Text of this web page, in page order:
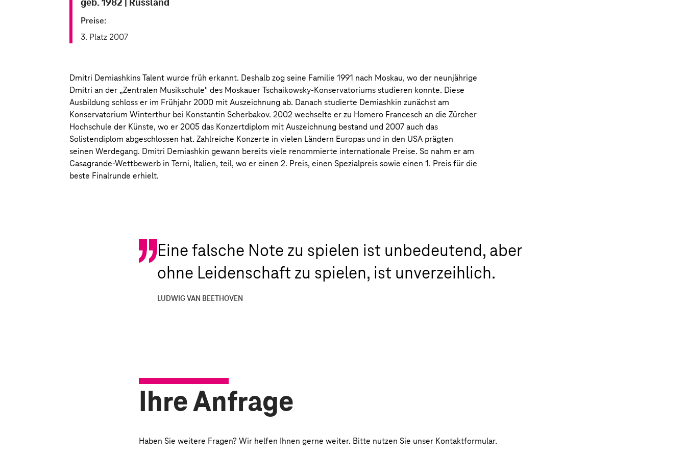
Preise:
3. Platz 2007
Dmitri Demiashkins Talent wurde früh erkannt. Deshalb zog seine Familie 1991 nach Moskau, wo der neunjährige
Dmitri an der „Zentralen Musikschule" des Moskauer Tschaikowsky-Konservatoriums studieren konnte. Diese
Ausbildung schloss er im Frühjahr 2000 mit Auszeichnung ab. Danach studierte Demiashkin zunächst am
Konservatorium Winterthur bei Konstantin Scherbakov. 2002 wechselte er zu Homero Francesch an die Zürcher
Hochschule der Künste, wo er 2005 das Konzertdiplom mit Auszeichnung bestand und 2007 auch das
Solistendiplom abgeschlossen hat. Zahlreiche Konzerte in vielen Ländern Europas und in den USA prägten
seinen Werdegang. Dmitri Demiashkin gewann bereits viele renommierte internationale Preise. So nahm er am
Casagrande-Wettbewerb in Terni, Italien, teil, wo er einen 2. Preis, einen Spezialpreis sowie einen 1. Preis für die
beste Finalrunde erhielt.
Eine falsche Note zu spielen ist unbedeutend, aber
ohne Leidenschaft zu spielen, ist unverzeihlich.
LUDWIG VAN BEETHOVEN
Ihre Anfrage
Haben Sie weitere Fragen? Wir helfen Ihnen gerne weiter. Bitte nutzen Sie unser Kontaktformular.